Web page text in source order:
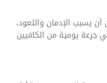
يسبب الإدمان والتعود،
جرعة يومية من الكافيين